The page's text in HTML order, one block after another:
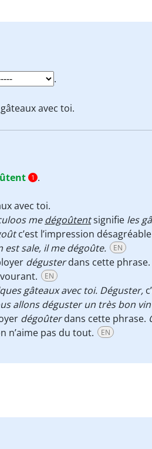
.
avec toi.
1 .
avec toi.
medégoûtentsignifie les
c’est l’impression
est sale, il me dégoûte. EN
dégusterdans cette phrase.
EN
gâteaux avec toi. Déguster,
allons déguster un très bon
dégoûterdans cette phrase.
n’aime pas du tout.
EN